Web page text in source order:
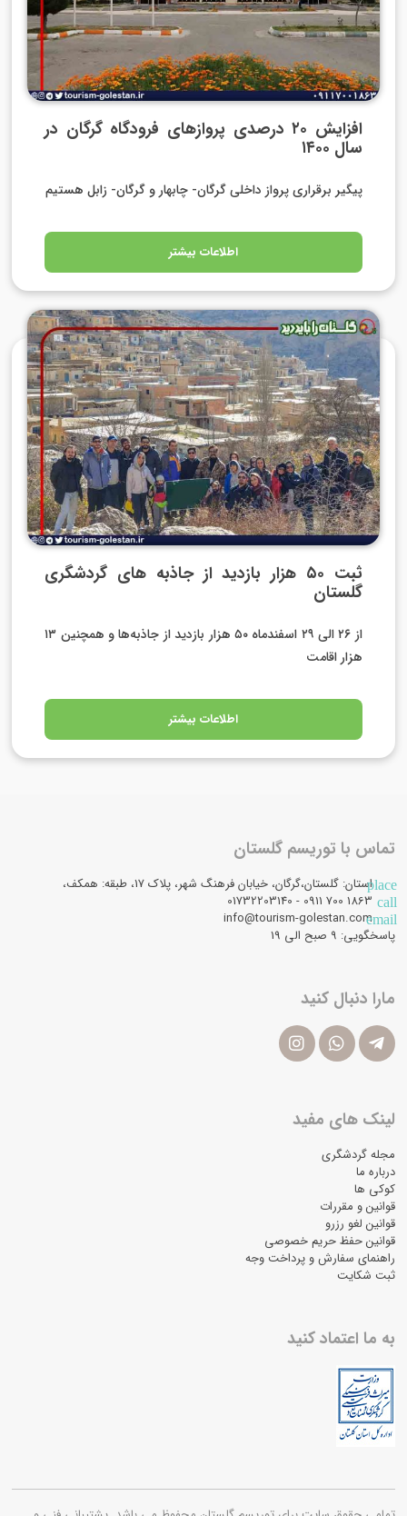
افزایش ۲۰ درصدی پروازهای فرودگاه گرگان در
سال ۱۴۰۰
پیگیر برقراری پرواز داخلی گرگان- چابهار و گرگان- زابل هستیم
اطلاعات بیشتر
ثبت ۵۰ هزار بازدید از جاذبه های گردشگری
گلستان
از ۲۶ الی ۲۹ اسفندماه ۵۰ هزار بازدید از جاذبه‌ها و همچنین ۱۳
هزار اقامت
اطلاعات بیشتر
تماس با توریسم گلستان
placeاستان: گلستان،گرگان، خیابان فرهنگ شهر، پلاک 17، طبقه: همکف،
call
email
info@tourism-golestan.com
پاسخگویی: ۹ صبح الی 19
مارا دنبال کنید
لینک های مفید
مجله گردشگری
درباره ما
کوکی ها
قوانین و مقررات
قوانین لغو رزرو
قوانین حفظ حریم خصوصی
راهنمای سفارش و پرداخت وجه
ثبت شکایت
به ما اعتماد کنید